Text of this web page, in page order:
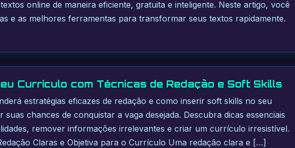
online de maneira eficiente, gratuita e inteligente. Neste artigo, você
e as melhores ferramentas para transformar seus textos rapidamente.
Currículo com Técnicas de Redação e Soft Skills
estratégias eficazes de redação e como inserir soft skills no seu
chances de conquistar a vaga desejada. Descubra dicas essenciais
remover informações irrelevantes e criar um currículo irresistível.
Claras e Objetiva para o Currículo Uma redação clara e […]